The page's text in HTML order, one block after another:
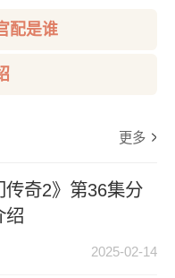
配是谁
更多
传奇2》第36集分
绍
2025-02-14